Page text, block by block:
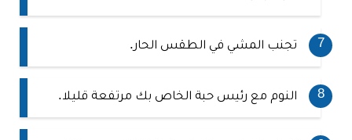
تجنب المشي في الطقس الحار.
النوم مع رئيس حبة الخاص بك مرتفعة قليلا.